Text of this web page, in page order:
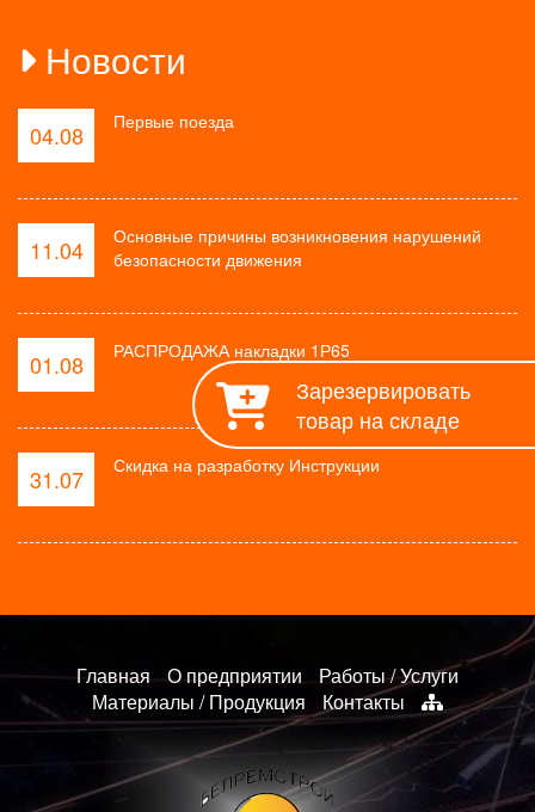
Новости
04.08 Первые поезда
11.04
Основные причины возникновения нарушений
безопасности движения
01.08 РАСПРОДАЖА накладки 1Р65
31.07 Скидка на разработку Инструкции
Главная О предприятии
Работы / Услуги
Материалы / Продукция
Контакты
Зарезервировать
товар на складе